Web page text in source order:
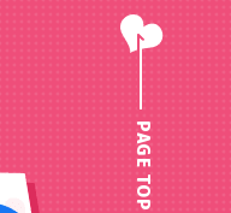
PAGE TOP